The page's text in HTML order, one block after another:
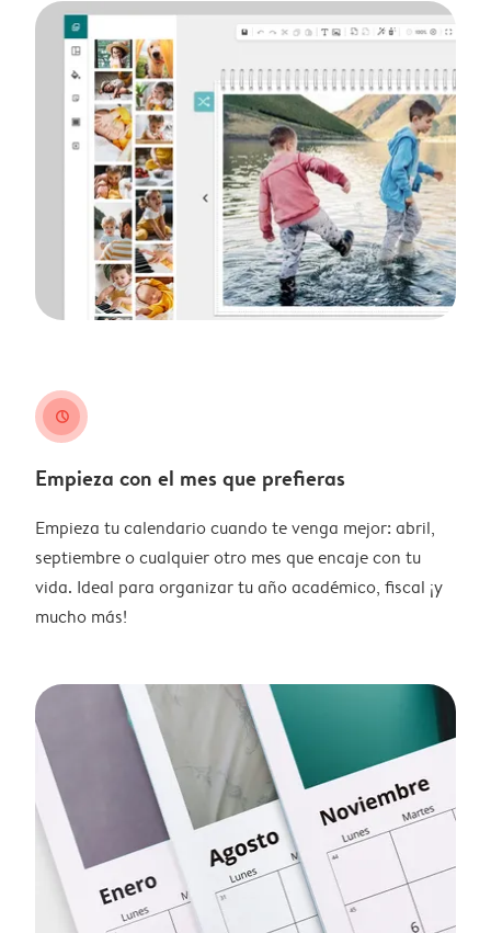
clock
Empieza con el mes que prefieras
Empieza tu calendario cuando te venga mejor: abril,
septiembre o cualquier otro mes que encaje con tu
vida. Ideal para organizar tu año académico, fiscal ¡y
mucho más!